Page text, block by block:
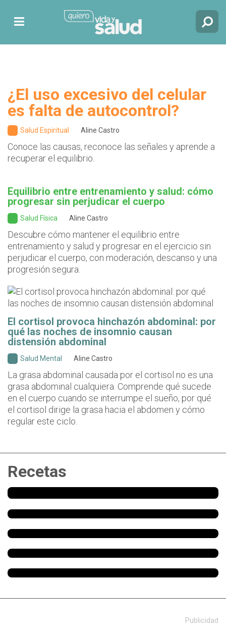
¿El uso excesivo del celular
es falta de autocontrol?
Salud Espiritual Aline Castro
Conoce las causas, reconoce las señales y aprende a
recuperar el equilibrio.
Equilibrio entre entrenamiento y salud: cómo
progresar sin perjudicar el cuerpo
Salud Física Aline Castro
Descubre cómo mantener el equilibrio entre
entrenamiento y salud y progresar en el ejercicio sin
perjudicar el cuerpo, con moderación, descanso y una
progresión segura.
El cortisol provoca hinchazón abdominal: por
qué las noches de insomnio causan
distensión abdominal
Salud Mental Aline Castro
La grasa abdominal causada por el cortisol no es una
grasa abdominal cualquiera. Comprende qué sucede
en el cuerpo cuando se interrumpe el sueño, por qué
el cortisol dirige la grasa hacia el abdomen y cómo
regular este ciclo.
Recetas
Publicidad